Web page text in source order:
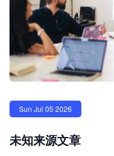
Sun Jul 05 2026
未知来源文章